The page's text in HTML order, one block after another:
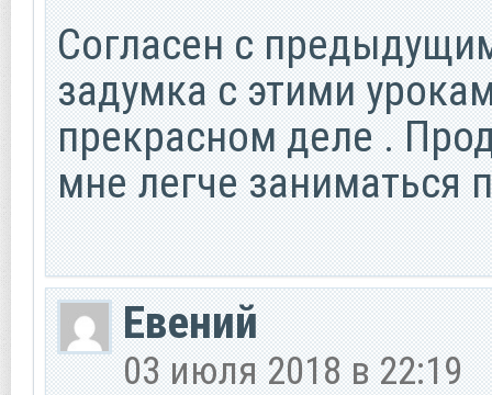
Согласен с
задумка с этими
прекрасном деле .
мне легче заниматься
Евений
03 июля 2018 в 22:19